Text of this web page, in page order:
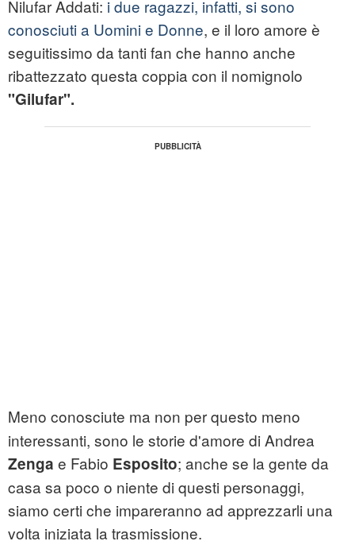
Nilufar Addati: i due ragazzi, infatti, si sono
conosciuti a Uomini e Donne, e il loro amore è
seguitissimo da tanti fan che hanno anche
ribattezzato questa coppia con il nomignolo
"Gilufar".
Meno conosciute ma non per questo meno
interessanti, sono le storie d'amore di Andrea
Zenga e Fabio Esposito; anche se la gente da
casa sa poco o niente di questi personaggi,
siamo certi che impareranno ad apprezzarli una
volta iniziata la trasmissione.